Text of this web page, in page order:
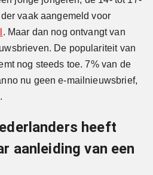
vaak aangemeld voor
. Maar dan nog ontvangt van
De populariteit van
nog steeds toe. 7% van de
nu geen e-mailnieuwsbrief,
heeft
aanleiding van een